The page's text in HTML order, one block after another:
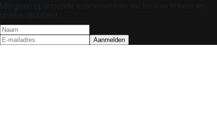
Mis geen spannende evenementen, exclusieve tickets en
unieke updates!